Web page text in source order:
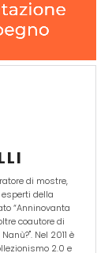
di mostre,
della
“Anninovanta
coautore di
Nel 2011 è
2.0 e